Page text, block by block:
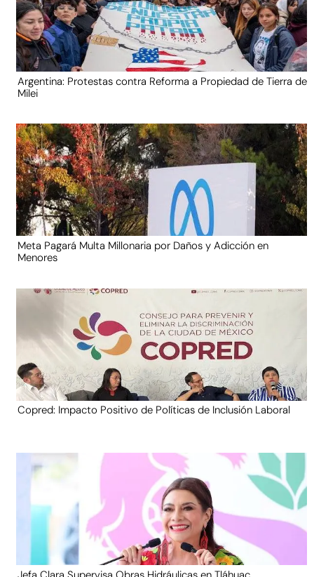
Argentina: Protestas contra Reforma a Propiedad de Tierra de
Milei
Meta Pagará Multa Millonaria por Daños y Adicción en
Menores
Copred: Impacto Positivo de Políticas de Inclusión Laboral